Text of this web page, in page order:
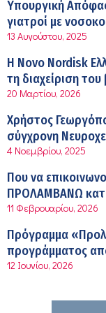
εφοδιαστικής
του καλοκαιριού
12:08 μμ
Μιχάλης Τάτσης,
διευθυντής
11:54 πμ
Kavita Patel: Ένα
τελικά στην
9:21 πμ
Υπάρχει τελικά
επιστήμη για τη
7:38 πμ
Πυρκαγιά στη
υγεία
7:16 πμ
την Τεχνητή
Υπουργική
γιατροί με
υγείας
13 Αυγούστου, 2025
Η Novo Nordisk
τη διαχείριση
20 Μαρτίου, 2026
Χρήστος
σύγχρονη
4 Νοεμβρίου, 2025
Που να
ΠΡΟΛΑΜΒΑΝΩ
11 Φεβρουαρίου, 2026
Πρόγραμμα
προγράμματος
προληπτικές
12 Ιουνίου, 2026